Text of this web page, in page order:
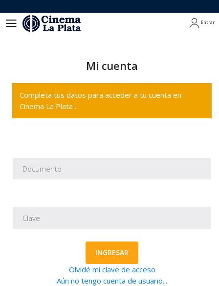
Entrar
Mi cuenta
Completa tus datos para acceder a tu cuenta en
Cinema La Plata .
INGRESAR
Olvidé mi clave de acceso
Aún no tengo cuenta de usuario...